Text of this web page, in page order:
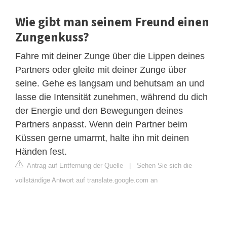
Wie gibt man seinem Freund einen
Zungenkuss?
Fahre mit deiner Zunge über die Lippen deines
Partners oder gleite mit deiner Zunge über
seine. Gehe es langsam und behutsam an und
lasse die Intensität zunehmen, während du dich
der Energie und den Bewegungen deines
Partners anpasst. Wenn dein Partner beim
Küssen gerne umarmt, halte ihn mit deinen
Händen fest.
Antrag auf Entfernung der Quelle | Sehen Sie sich die
vollständige Antwort auf translate.google.com an